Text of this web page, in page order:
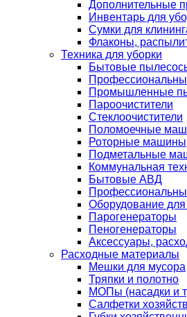
Дополнительные
Инвентарь для
Сумки для
Флаконы,
Техника для уборки
Бытовые
Промышленные
Пароочистители
Стеклоочистители
Поломоечные
Роторные машины
Подметальные
Коммунальная
Бытовые АВД
Оборудование
Парогенераторы
Пеногенераторы
Аксессуары,
Расходные материалы
Мешки для мусора
Тряпки и полотно
МОПы (насадки и
Салфетки